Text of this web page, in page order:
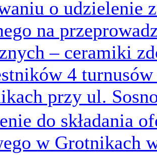
o udzielenie
na
– ceramiki
4
przy ul.
do składania
w Grotnikach